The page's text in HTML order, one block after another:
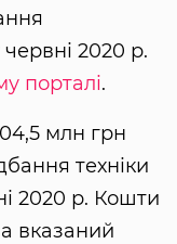
2020 р.
порталі.
млн грн
техніки
2020 р. Кошти
вказаний